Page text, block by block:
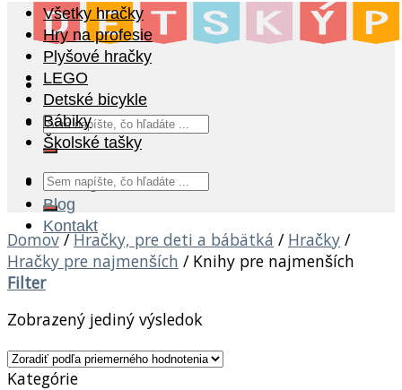
Hľadať:
Katalóg
Blog
Kontakt
Všetky hračky
Hry na profesie
Plyšové hračky
LEGO
Detské bicykle
Bábiky
Školské tašky
Hľadať:
Domov / Hračky, pre deti a bábätká / Hračky /
Hračky pre najmenších /Knihy pre najmenších
Filter
Zobrazený jediný výsledok
Kategórie